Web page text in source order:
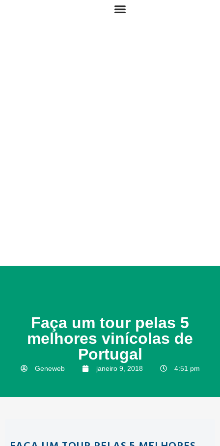
Faça um tour pelas 5
melhores vinícolas de
Portugal
Geneweb janeiro 9, 2018 4:51 pm